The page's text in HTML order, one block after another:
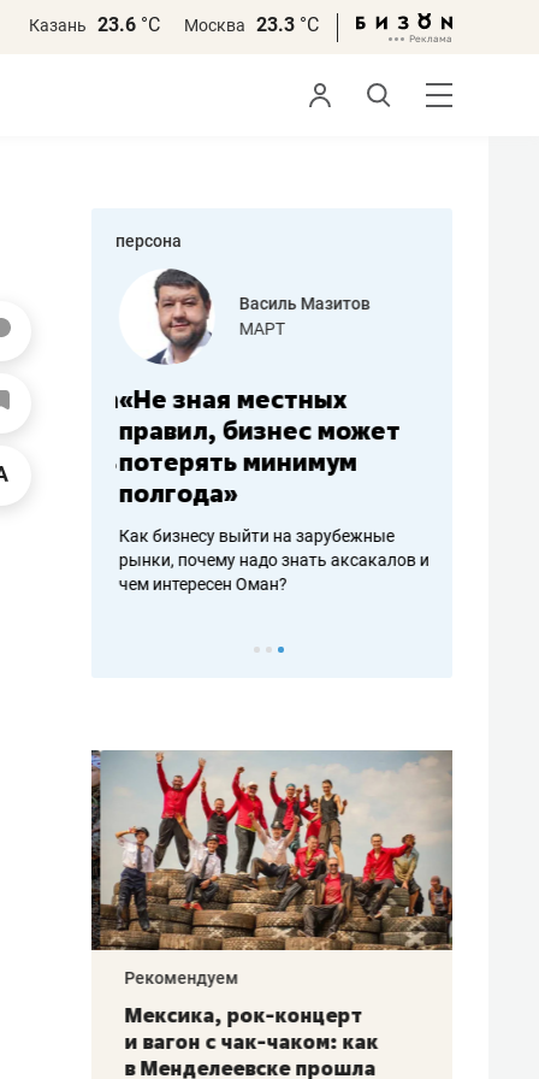
Казань 23.6 °С Москва 23.3 °С
персона
работа
Василь Мазитов
МАРТ
«Не зная местных
правил, бизнес может
потерять минимум
полгода»
Как бизнесу выйти на зарубежные
рынки, почему надо знать аксакалов и
чем интересен Оман?
Рекомендуем
Мексика, рок-концерт
и вагон с чак-чаком: как
в Менделеевске прошла